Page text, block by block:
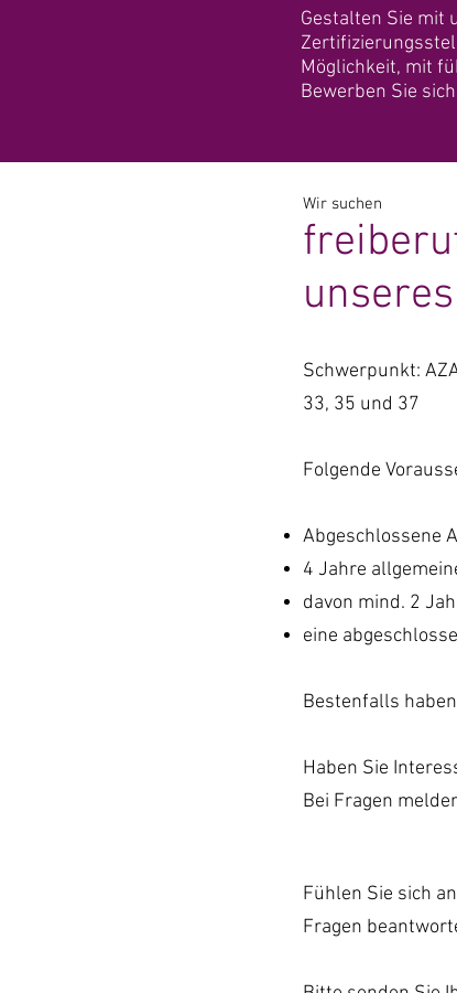
Gestalten Sie mit
Möglichkeit, mit
Bewerben Sie
Wir suchen
Schwerpunkt:
33, 35 und 37
Folgende
Abgeschlossene
4 Jahre
davon mind. 2
eine
Bestenfalls
Haben Sie
​Bei Fragen
Fühlen Sie sich
Fragen